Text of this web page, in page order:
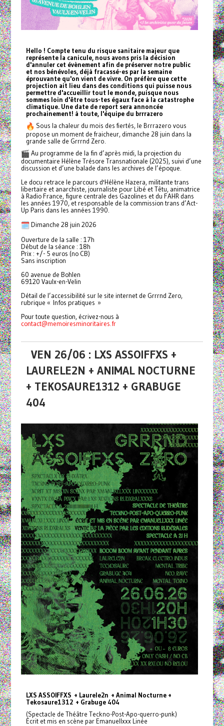
Hello ! Compte tenu du risque sanitaire majeur que
représente la canicule, nous avons pris la décision
d'annuler cet évènement afin de préserver notre public
et nos bénévoles, déjà fracassé-es par la semaine
éprouvante qu'on vient de vivre. On préfère que cette
projection ait lieu dans des conditions qui puisse nous
permettre d'accueillir tout le monde, puisque nous
sommes loin d'être tous-tes égaux face à la catastrophe
climatique. Une date de report sera annoncée
prochainement! à toute, l'équipe du brrrazero
Sous la chaleur du mois des fiertés, le Brrrazero vous
propose un moment de fraicheur, dimanche 28 juin dans la
grande salle de Grrrnd Zero.
Au programme de la fin d’après midi, la projection du
documentaire Hélène Trésore Transnationale (2025), suivi d’une
discussion et d’une balade dans les archives de l’époque.
Le docu retrace le parcours d'Hélène Hazera, militante trans
libertaire et anarchiste, journaliste pour Libé et Têtu, animatrice
à Radio France, figure centrale des Gazolines et du FAHR dans
les années 1970, et responsable de la commission trans d’Act-
Up Paris dans les années 1990.
Dimanche 28 juin 2026
Ouverture de la salle : 17h
Début de la séance : 18h
Prix : +/- 5 euros (no CB)
Sans inscription
60 avenue de Bohlen
69120 Vaulx-en-Velin
Détail de l’accessibilité sur le site internet de Grrrnd Zero,
rubrique « Infos pratiques »
Pour toute question, écrivez-nous à
contact@memoiresminoritaires.fr
VEN 26/06 : LXS ASSOIFFXS +
LAURELE2N + ANIMAL NOCTURNE
+ TEKOSAURE1312 + GRABUGE
404
LXS ASSOIFFXS + Laurele2n + Animal Nocturne +
Tekosaure1312 + Grabuge 404
(Spectacle de Théâtre Teckno-Post-Apo-querro-punk)
Écrit et mis en scène par Emanuellxxx Linée